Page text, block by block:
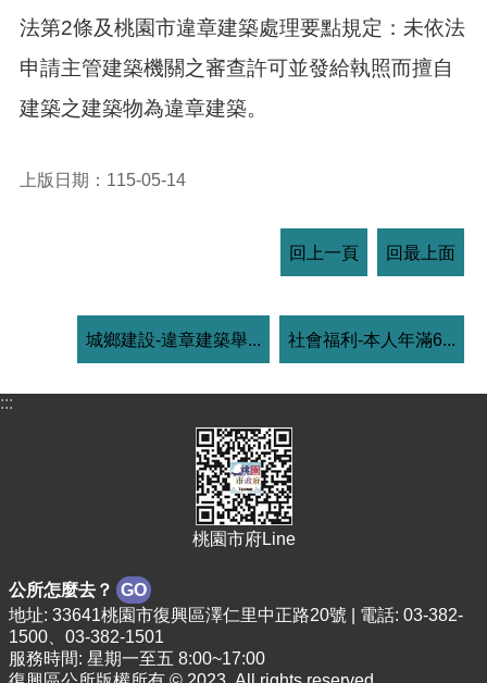
法第2條及桃園市違章建築處理要點規定：未依法
申請主管建築機關之審查許可並發給執照而擅自
建築之建築物為違章建築。
上版日期：115-05-14
回上一頁 回最上面
城鄉建設-違章建築舉... 社會福利-本人年滿6...
:::
桃園市府Line
公所怎麼去？ GO
地址: 33641桃園市復興區澤仁里中正路20號 | 電話: 03-382-
1500、03-382-1501
服務時間: 星期一至五 8:00~17:00